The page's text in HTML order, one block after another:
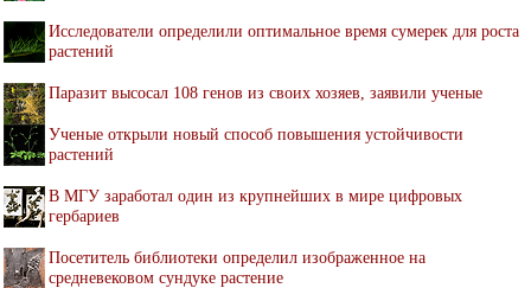
Исследователи определили оптимальное время сумерек для роста
растений
Паразит высосал 108 генов из своих хозяев, заявили ученые
Ученые открыли новый способ повышения устойчивости
растений
В МГУ заработал один из крупнейших в мире цифровых
гербариев
Посетитель библиотеки определил изображенное на
средневековом сундуке растение